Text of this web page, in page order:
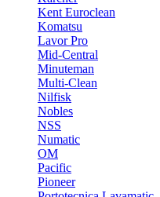
Kent Euroclean
Komatsu
Lavor Pro
Mid-Central
Minuteman
Multi-Clean
Nilfisk
Nobles
NSS
Numatic
OM
Pacific
Pioneer